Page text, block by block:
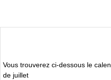
Vous trouverez ci-dessous le
de juillet